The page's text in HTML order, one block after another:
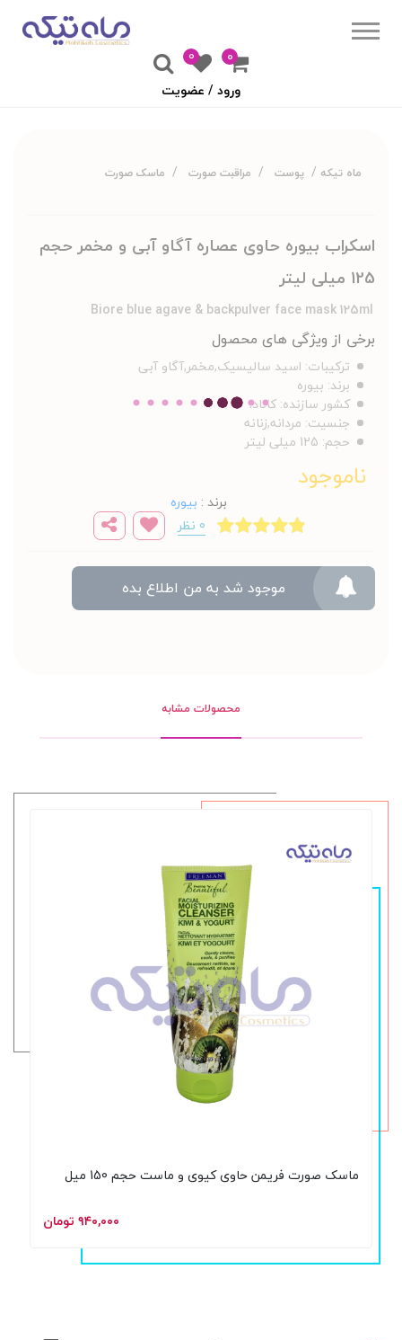
۰
0
ورود / عضویت
ماه تیکه پوست مراقبت صورت ماسک صورت
اسکراب بیوره حاوی عصاره آگاو آبی و مخمر حجم
125 میلی لیتر
Biore blue agave & backpulver face mask 125ml
برخی از ویژگی های محصول
ترکیبات: اسید سالیسیک,مخمر,آگاو آبی
برند: بیوره
کشور سازنده: کانادا
جنسیت: مردانه,زنانه
حجم: 125 میلی لیتر
ناموجود
برند : بیوره
0 نظر
موجود شد به من اطلاع بده
محصولات مشابه
ماسک صورت فریمن حاوی کیوی و ماست حجم 150 میل
۹۴۰,۰۰۰ تومان